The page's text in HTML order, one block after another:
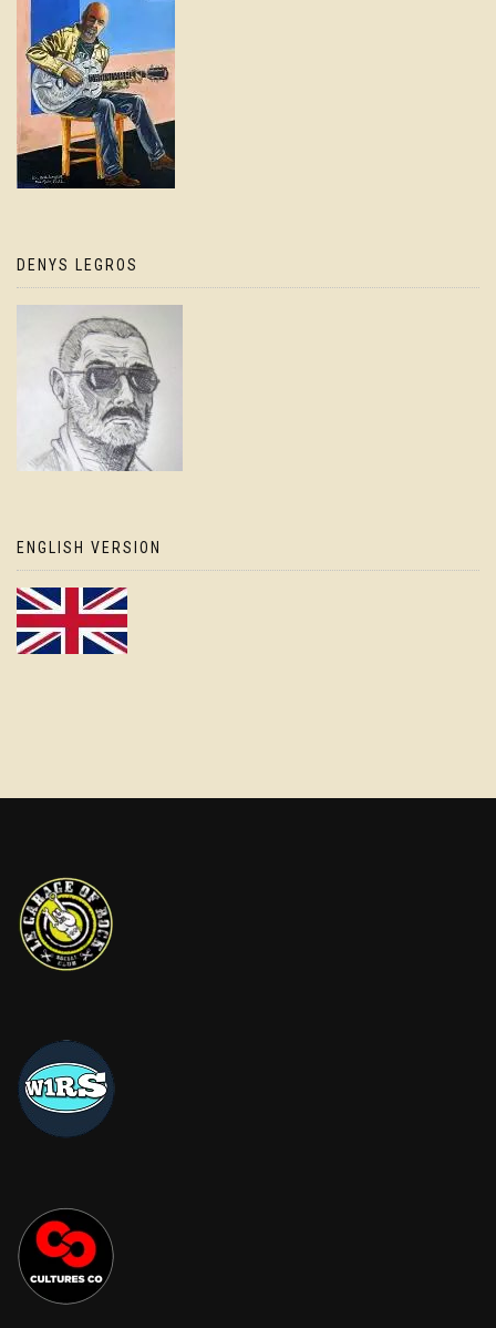
DENYS LEGROS
ENGLISH VERSION